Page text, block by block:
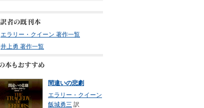
エラリー・クイーン 著作一覧
井上勇 著作一覧
間違いの悲劇
エラリー・クイーン
飯城勇三 訳